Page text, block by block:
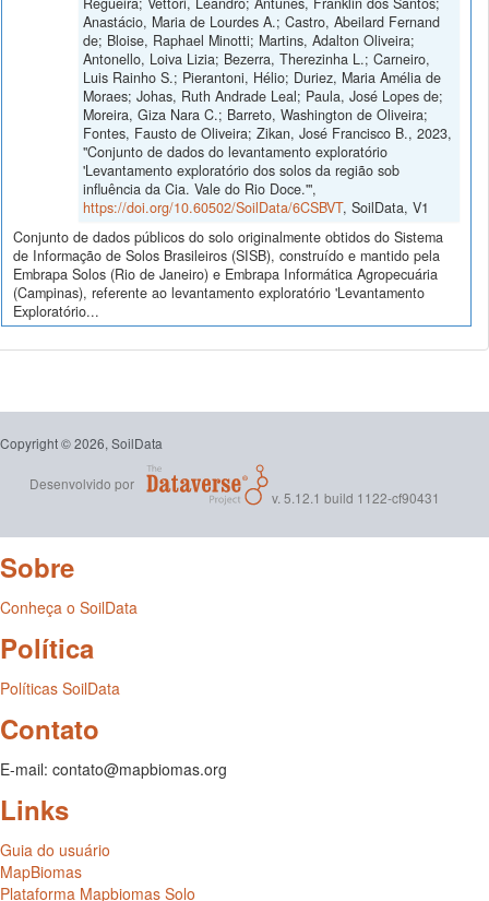
Anastácio, Maria de Lourdes A.; Castro, Abeilard Fernand
de; Bloise, Raphael Minotti; Martins, Adalton Oliveira;
Antonello, Loiva Lizia; Bezerra, Therezinha L.; Carneiro,
Luis Rainho S.; Pierantoni, Hélio; Duriez, Maria Amélia de
Moraes; Johas, Ruth Andrade Leal; Paula, José Lopes de;
Moreira, Giza Nara C.; Barreto, Washington de Oliveira;
Fontes, Fausto de Oliveira; Zikan, José Francisco B., 2023,
"Conjunto de dados do levantamento exploratório
'Levantamento exploratório dos solos da região sob
influência da Cia. Vale do Rio Doce.'",
https://doi.org/10.60502/SoilData/6CSBVT, SoilData, V1
Conjunto de dados públicos do solo originalmente obtidos do Sistema
de Informação de Solos Brasileiros (SISB), construído e mantido pela
Embrapa Solos (Rio de Janeiro) e Embrapa Informática Agropecuária
(Campinas), referente ao levantamento exploratório 'Levantamento
Exploratório...
Copyright © 2026, SoilData
Desenvolvido por
v. 5.12.1 build 1122-cf90431
Sobre
Conheça o SoilData
Política
Políticas SoilData
Contato
E-mail: contato@mapbiomas.org
Links
Guia do usuário
MapBiomas
Plataforma Mapbiomas Solo